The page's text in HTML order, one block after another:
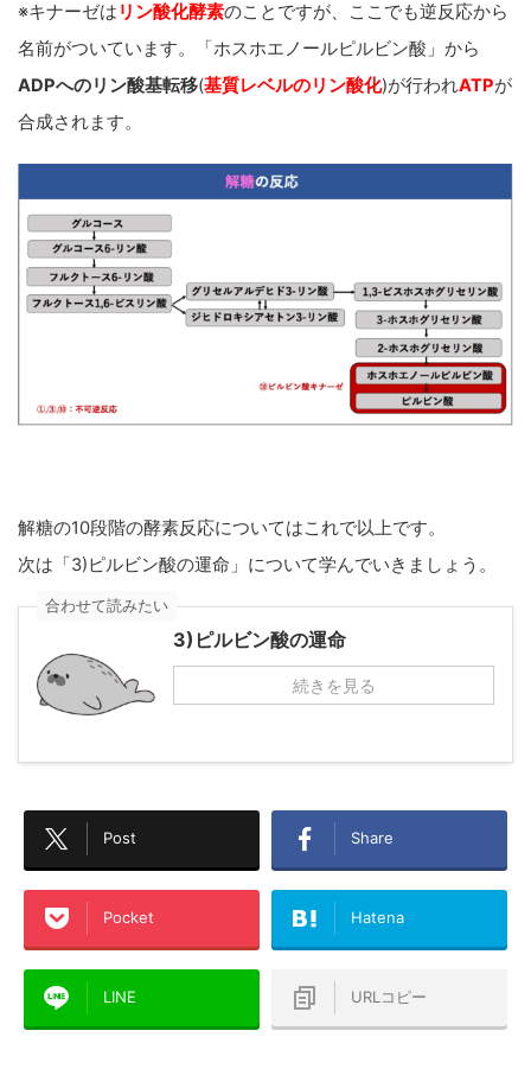
※キナーゼは リン酸化酵素のことですが、ここでも逆反応から
名前がついています。
「ホスホエノールピルビン酸」から
ADPへのリン酸基転移(基質レベルのリン酸化)が行われATPが
合成されます。
解糖の10段階の酵素反応についてはこれで以上です。
次は「3)ピルビン酸の運命」について学んでいきましょう。
合わせて読みたい
3)ピルビン酸の運命
続きを見る
Post Share
Pocket Hatena
LINE URLコピー